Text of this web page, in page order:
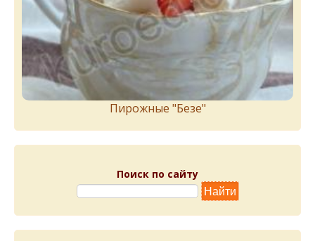
Пирожныe "Бeзe"
Поиск по сайту